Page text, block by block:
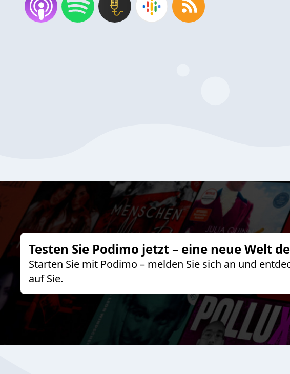
Testen Sie Podimo jetzt – eine neue Welt
Starten Sie mit Podimo – melden Sie sich an und
auf Sie.